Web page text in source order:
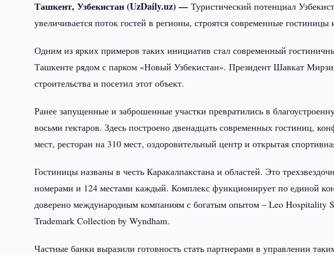
Ташкент, Узбекистан (UzDaily.uz) —Туристический потенциал
увеличивается поток гостей в регионы, строятся современные гостиницы
Одним из ярких примеров таких инициатив стал современный
Ташкенте рядом с парком «Новый Узбекистан». Президент Шавкат
строительства и посетил этот объект.
Ранее запущенные и заброшенные участки превратились в
восьми гектаров. Здесь построено двенадцать современных гостиниц,
мест, ресторан на 310 мест, оздоровительный центр и открытая
Гостиницы названы в честь Каракалпакстана и областей. Это
номерами и 124 местами каждый. Комплекс функционирует по единой
доверено международным компаниям с богатым опытом – Leo Hospitality
Trademark Collection by Wyndham.
Частные банки выразили готовность стать партнерами в управлении